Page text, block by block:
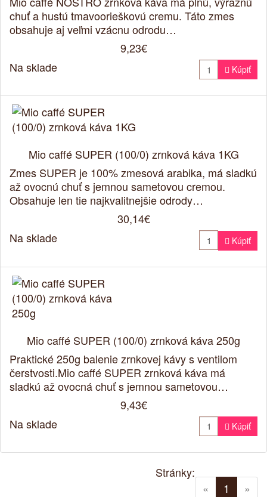
chuť a hustú tmavoorieškovú cremu. Táto zmes
obsahuje aj veľmi vzácnu odrodu…
9,23€
Na sklade
 Kúpiť
Mio caffé SUPER (100/0) zrnková káva 1KG
Zmes SUPER je 100% zmesová arabika, má sladkú
až ovocnú chuť s jemnou sametovou cremou.
Obsahuje len tie najkvalitnejšie odrody…
30,14€
Na sklade
 Kúpiť
Mio caffé SUPER (100/0) zrnková káva 250g
Praktické 250g balenie zrnkovej kávy s ventilom
čerstvosti.Mio caffé SUPER zrnková káva má
sladkú až ovocná chuť s jemnou sametovou…
9,43€
Na sklade
 Kúpiť
« 1 »
Stránky: